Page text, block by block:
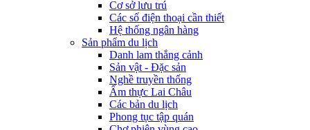
Cơ sở lưu trú
Các số điện thoại cần thiết
Hệ thống ngân hàng
Sản phẩm du lịch
Danh lam thắng cảnh
Sản vật - Đặc sản
Nghề truyền thống
Ẩm thực Lai Châu
Các bản du lịch
Phong tục tập quán